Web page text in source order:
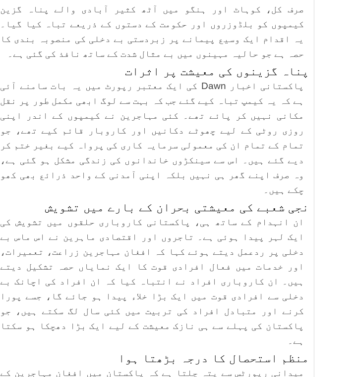
صرف کل، کوہاٹ اور ہنگو میں آٹھ کثیر آبادی والے پناہ گزین
کیمپوں کو بلڈوزروں اور حکومت کے دستوں کے ذریعے تباہ کیا گیا۔
یہ اقدام ایک وسیع پیمانے پر زبردستی بے دخلی کی منصوبہ بندی کا
حصہ ہے جو حالیہ مہینوں میں بے مثال شدت کے ساتھ نافذ کی گئی ہے۔
پناہ گزینوں کی معیشت پر اثرات
پاکستانی اخبار Dawn کی ایک معتبر رپورٹ میں یہ بات سامنے آئی
ہے کہ یہ کیمپ تباہ کیے گئے جب کہ بہت سے لوگ ابھی مکمل طور پر نقل
مکانی نہیں کر پائے تھے۔ کئی مہاجرین نے کیمپوں کے اندر اپنی
روزی روٹی کے لیے چھوٹے دکانیں اور کاروبار قائم کیے تھے، جو
تمام کے تمام ان کی معمولی سرمایہ کاری کی پرواہ کیے بغیر ختم کر
دیے گئے ہیں۔ اس سے سینکڑوں خاندانوں کی زندگی مشکل ہو گئی ہے،
وہ صرف اپنے گھر ہی نہیں بلکہ اپنی آمدنی کے واحد ذرائع بھی کھو
چکے ہیں۔
نجی شعبے کی معیشتی بحران کے بارے میں تشویش
ان انہدام کے ساتھ ہی، پاکستانی کاروباری حلقوں میں تشویش کی
ایک لہر پیدا ہوئی ہے۔ تاجروں اور اقتصادی ماہرین نے اس ماس بے
دخلی پر ردعمل دیتے ہوئے کہا کہ افغان مہاجرین زراعت، تعمیرات،
اور خدمات میں فعال افرادی قوت کا ایک نمایاں حصہ تشکیل دیتے
ہیں۔ ان کاروباری افراد نے انتباہ کیا کہ ان افراد کی اچانک بے
دخلی سے افرادی قوت میں ایک بڑا خلاء پیدا ہو جائے گا، جسے پورا
کرنے اور متبادل افراد کی تربیت میں کئی سال لگ سکتے ہیں، جو
پاکستان کی پہلے سے ہی نازک معیشت کے لیے ایک بڑا دھچکا ہو سکتا
ہے۔
منظم استحصال کا درجہ بڑھتا ہوا
میدانی رپورٹس سے پتہ چلتا ہے کہ پاکستان میں افغان مہاجرین کے